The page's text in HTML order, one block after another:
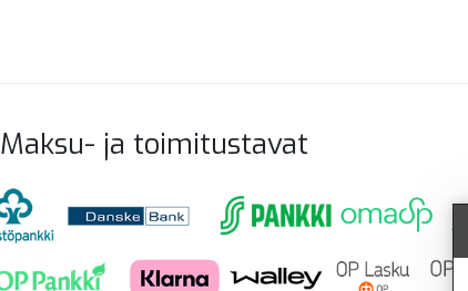
Maksu- ja toimitustavat